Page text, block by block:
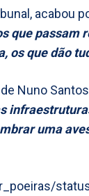
acabou
que passam
os que dão
Nuno
uma